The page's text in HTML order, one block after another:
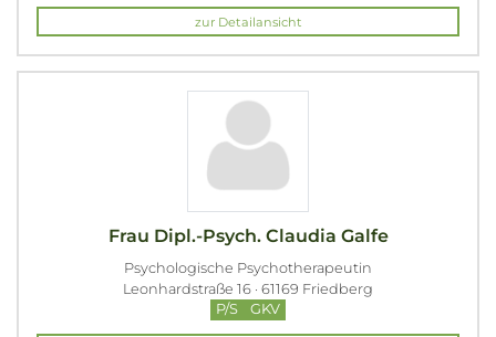
zur Detailansicht
Frau Dipl.-Psych. Claudia Galfe
Psychologische Psychotherapeutin
Leonhardstraße 16 · 61169 Friedberg
P/S
GKV